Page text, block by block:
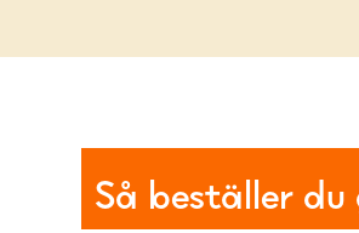
Så beställer du